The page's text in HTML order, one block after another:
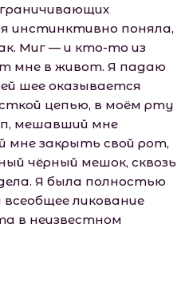
инстинктивно поняла,
Миг — и кто-то из
мне в живот. Я падаю
шее оказывается
цепью, в моём рту
мешавший мне
мне закрыть свой рот,
чёрный мешок, сквозь
Я была полностью
ликование
в неизвестном